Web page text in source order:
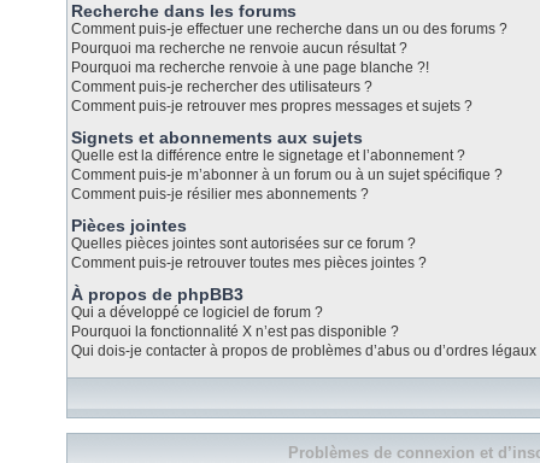
Recherche dans les forums
Comment puis-je effectuer une recherche dans un ou des forums ?
Pourquoi ma recherche ne renvoie aucun résultat ?
Pourquoi ma recherche renvoie à une page blanche ?!
Comment puis-je rechercher des utilisateurs ?
Comment puis-je retrouver mes propres messages et sujets ?
Signets et abonnements aux sujets
Quelle est la différence entre le signetage et l’abonnement ?
Comment puis-je m’abonner à un forum ou à un sujet spécifique ?
Comment puis-je résilier mes abonnements ?
Pièces jointes
Quelles pièces jointes sont autorisées sur ce forum ?
Comment puis-je retrouver toutes mes pièces jointes ?
À propos de phpBB3
Qui a développé ce logiciel de forum ?
Pourquoi la fonctionnalité X n’est pas disponible ?
Qui dois-je contacter à propos de problèmes d’abus ou d’ordres
Problèmes de connexion et